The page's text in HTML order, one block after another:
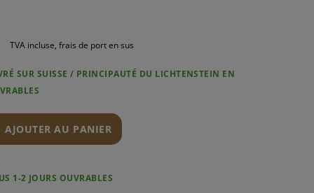
TVA incluse, frais de port en sus
SUR SUISSE / PRINCIPAUTÉ DU LICHTENSTEIN EN
AJOUTER AU PANIER
1-2 JOURS OUVRABLES